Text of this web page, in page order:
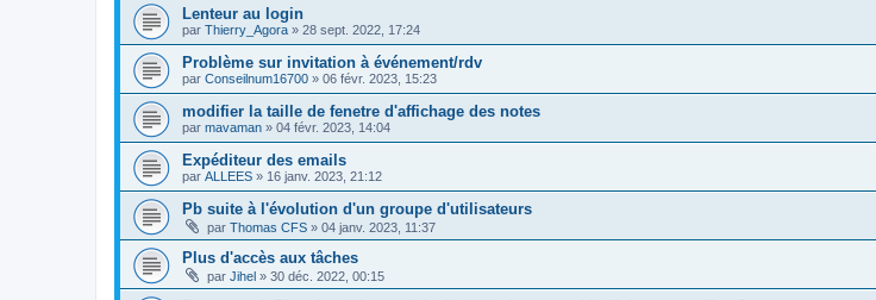
Lenteur au login
par Thierry_Agora » 28 sept. 2022, 17:24
Problème sur invitation à événement/rdv
par Conseilnum16700 » 06 févr. 2023, 15:23
modifier la taille de fenetre d'affichage des notes
par mavaman » 04 févr. 2023, 14:04
Expéditeur des emails
par ALLEES » 16 janv. 2023, 21:12
Pb suite à l'évolution d'un groupe d'utilisateurs
par Thomas CFS » 04 janv. 2023, 11:37
Plus d'accès aux tâches
par Jihel » 30 déc. 2022, 00:15